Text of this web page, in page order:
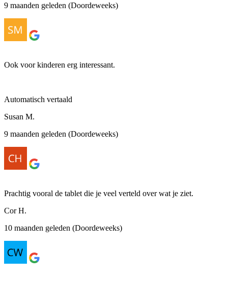
9 maanden geleden (Doordeweeks)
Ook voor kinderen erg interessant.
Automatisch vertaald
Susan M.
9 maanden geleden (Doordeweeks)
Prachtig vooral de tablet die je veel verteld over wat je ziet.
Cor H.
10 maanden geleden (Doordeweeks)